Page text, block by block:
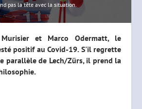
pas la tête avec la situation.
Murisier et Marco Odermatt, le
positif au Covid-19. S'il regrette
parallèle de Lech/Zürs, il prend la